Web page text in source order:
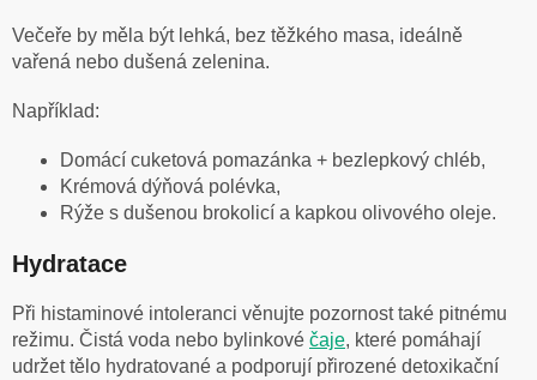
Večeře by měla být lehká, bez těžkého masa, ideálně
vařená nebo dušená zelenina.
Například:
Domácí cuketová pomazánka + bezlepkový chléb,
Krémová dýňová polévka,
Rýže s dušenou brokolicí a kapkou olivového oleje.
Hydratace
Při histaminové intoleranci věnujte pozornost také pitnému
režimu. Čistá voda nebo bylinkové čaje, které pomáhají
udržet tělo hydratované a podporují přirozené detoxikační